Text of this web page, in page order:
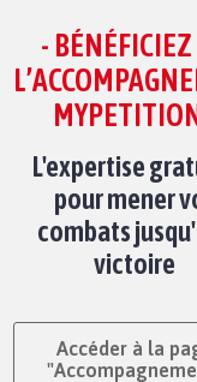
- BÉNÉFICIEZ
L'expertise
pour mener
combats
victoire
Accéder à la